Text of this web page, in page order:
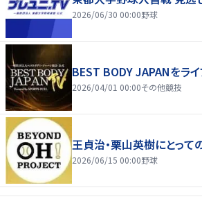
2026/06/30 00:00野球
BEST BODY JAPANをライ
2026/04/01 00:00その他競技
王貞治・栗山英樹にとって
2026/06/15 00:00野球